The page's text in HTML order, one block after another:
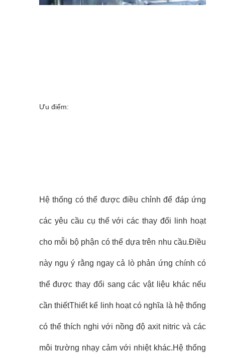
Ưu điểm:
Hệ thống có thể được điều chỉnh để đáp ứng
các yêu cầu cụ thể với các thay đổi linh hoạt
cho mỗi bộ phận có thể dựa trên nhu cầu.Điều
này ngụ ý rằng ngay cả lò phản ứng chính có
thể được thay đổi sang các vật liệu khác nếu
cần thiếtThiết kế linh hoạt có nghĩa là hệ thống
có thể thích nghi với nồng độ axit nitric và các
môi trường nhạy cảm với nhiệt khác.Hệ thống